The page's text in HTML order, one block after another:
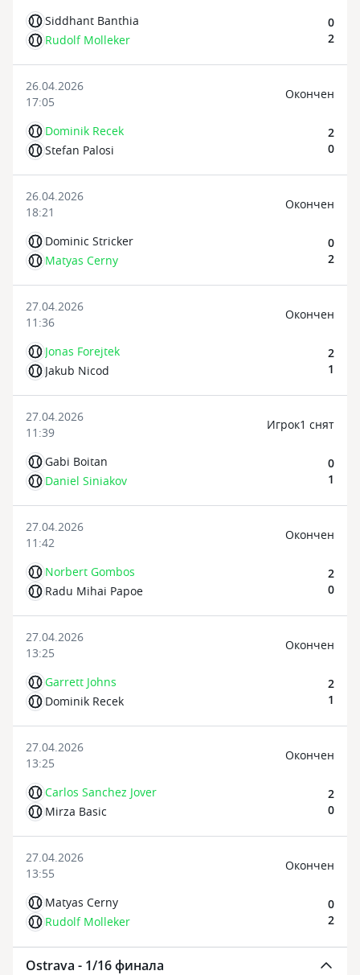
Siddhant Banthia
Rudolf Molleker
0
2
26.04.2026
17:05
Dominik Recek
Stefan Palosi
Oкончен
2
0
26.04.2026
18:21
Dominic Stricker
Matyas Cerny
Oкончен
0
2
27.04.2026
11:36
Jonas Forejtek
Jakub Nicod
Oкончен
2
1
27.04.2026
11:39
Gabi Boitan
Daniel Siniakov
Игрок1 снят
0
1
27.04.2026
11:42
Norbert Gombos
Radu Mihai Papoe
Oкончен
2
0
27.04.2026
13:25
Garrett Johns
Dominik Recek
Oкончен
2
1
27.04.2026
13:25
Carlos Sanchez Jover
Mirza Basic
Oкончен
2
0
27.04.2026
13:55
Matyas Cerny
Rudolf Molleker
Oкончен
0
2
Ostrava - 1/16 финала